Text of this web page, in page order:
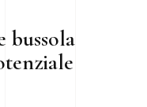
bussola